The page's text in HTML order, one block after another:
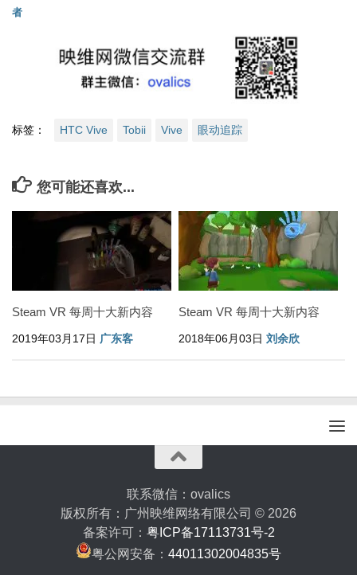
者
标签： HTC Vive Tobii Vive 眼动追踪
您可能还喜欢...
Steam VR 每周十大新内容
2019年03月17日 广东客
Steam VR 每周十大新内容
2018年06月03日 刘余欣
联系微信：ovalics
版权所有：广州映维网络有限公司 © 2026
备案许可： 粤ICP备17113731号-2
粤公网安备： 44011302004835号